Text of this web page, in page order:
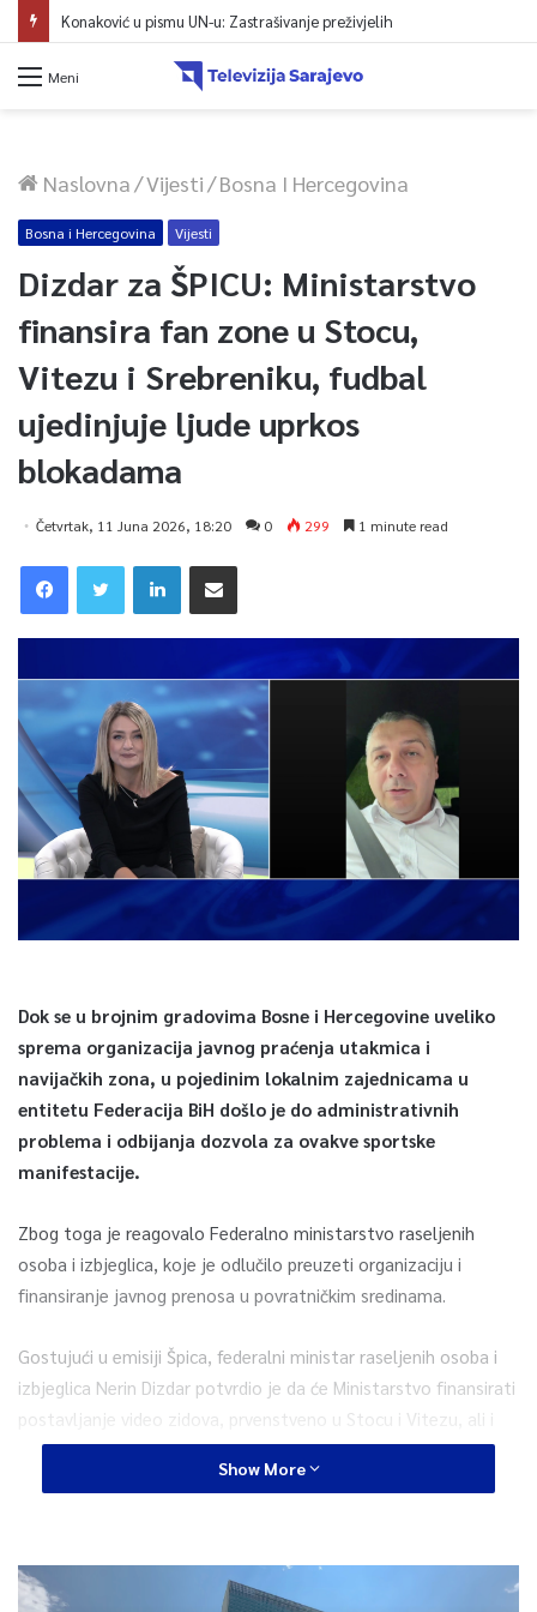
Konaković u pismu UN-u: Zastrašivanje preživjelih
Meni
Naslovna/Vijesti/Bosna I Hercegovina
Bosna i Hercegovina Vijesti
Dizdar za ŠPICU: Ministarstvo
finansira fan zone u Stocu,
Vitezu i Srebreniku, fudbal
ujedinjuje ljude uprkos
blokadama
Četvrtak, 11 Juna 2026, 18:20 0 299 1 minute read
Dok se u brojnim gradovima Bosne i Hercegovine uveliko
sprema organizacija javnog praćenja utakmica i
navijačkih zona, u pojedinim lokalnim zajednicama u
entitetu Federacija BiH došlo je do administrativnih
problema i odbijanja dozvola za ovakve sportske
manifestacije.
Zbog toga je reagovalo Federalno ministarstvo raseljenih
osoba i izbjeglica, koje je odlučilo preuzeti organizaciju i
finansiranje javnog prenosa u povratničkim sredinama.
Gostujući u emisiji Špica, federalni ministar raseljenih osoba i
izbjeglica Nerin Dizdar potvrdio je da će Ministarstvo finansirati
postavljanje video zidova, prvenstveno u Stocu i Vitezu, ali i
organizovati prevoz za povratničku djecu iz Srebrenika.
zajedno obilježe ovaj važan trenutak bosanskohercegovačkog
sporta. Pozivam i ostale povratničke zajednice da nam se
Show More